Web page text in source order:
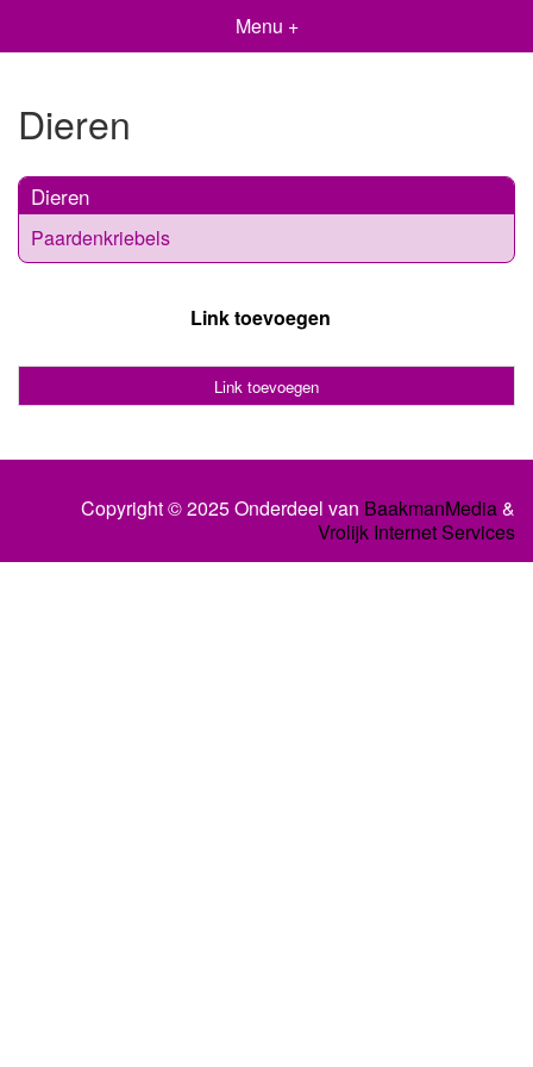
Menu +
Dieren
Dieren
Paardenkriebels
Link toevoegen
Link toevoegen
Copyright © 2025 Onderdeel van BaakmanMedia&
Vrolijk Internet Services